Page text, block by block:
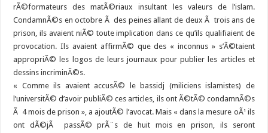
rÃ©formateurs des matÃ©riaux insultant les valeurs de l’islam.
CondamnÃ©s en octobre Ã des peines allant de deux Ã trois ans de
prison, ils avaient niÃ© toute implication dans ce qu’ils qualifiaient de
provocation. Ils avaient affirmÃ© que des « inconnus » s’Ã©taient
appropriÃ© les logos de leurs journaux pour publier les articles et
dessins incriminÃ©s.
« Comme ils avaient accusÃ© le bassidj (miliciens islamistes) de
l’universitÃ© d’avoir publiÃ© ces articles, ils ont Ã©tÃ© condamnÃ©s
Ã 4 mois de prison », a ajoutÃ© l’avocat. Mais « dans la mesure oÃ¹ ils
ont dÃ©jÃ passÃ© prÃ¨s de huit mois en prison, ils seront